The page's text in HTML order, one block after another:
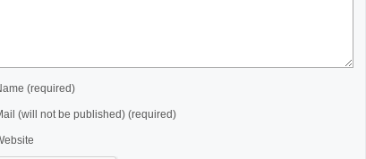
(required)
(will not be published) (required)